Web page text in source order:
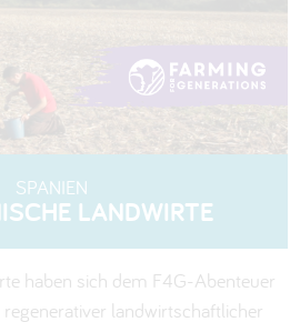
TOOLS
ROMÂNĂ PORTUGUÊS
DEUTSCH
SPANIEN
LANDWIRTE
haben sich dem F4G-Abenteuer
landwirtschaftlicher